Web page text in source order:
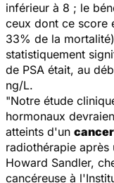
inférieur à 8 ; le
ceux dont ce score
33% de la
statistiquement
de PSA était, au
ng/L.
"Notre étude
hormonaux
atteints d'un cancer
radiothérapie
Howard Sandler,
cancéreuse à